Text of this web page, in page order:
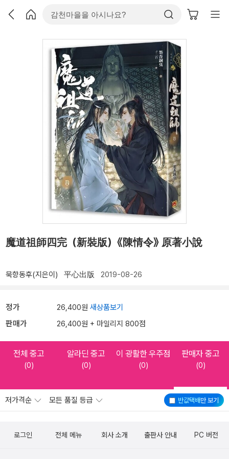
魔道祖師四完（新裝版）《陳情令》 原著小說
묵향동후(지은이) 平心出版 2019-08-26
정가 26,400원 새상품보기
판매가 26,400원 + 마일리지 800점
전체 중고
(0)
알라딘 중고
(0)
이 광활한 우주점
(0)
판매자 중고
(0)
반값택배만 보기
저가격순 모든 품질 등급
로그인 전체 메뉴 회사 소개 출판사 안내 PC 버전